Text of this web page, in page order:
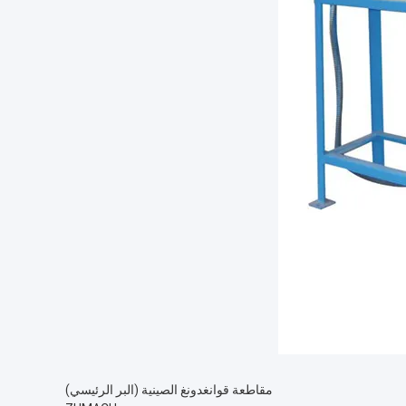
مقاطعة قوانغدونغ الصينية (البر الرئيسي)